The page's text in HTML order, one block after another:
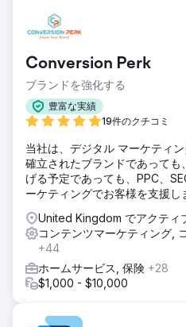
228,000 から 414,638 へと
ンジンの可視性とトラフィッ
チの成功を実証します。
エージェンシー
Conversion Perk
ブランドを強化する
豊富な実績
19件のクチコミ
当社は、デジタル マーケティ
確立されたブランドであっても
げる予定であっても、PPC、
ーケティングでお客様を支援し
United Kingdom でアクティ
コンテンツマーケティング,
+44
ホームサービス, 保険 +28
$1,000 - $10,000